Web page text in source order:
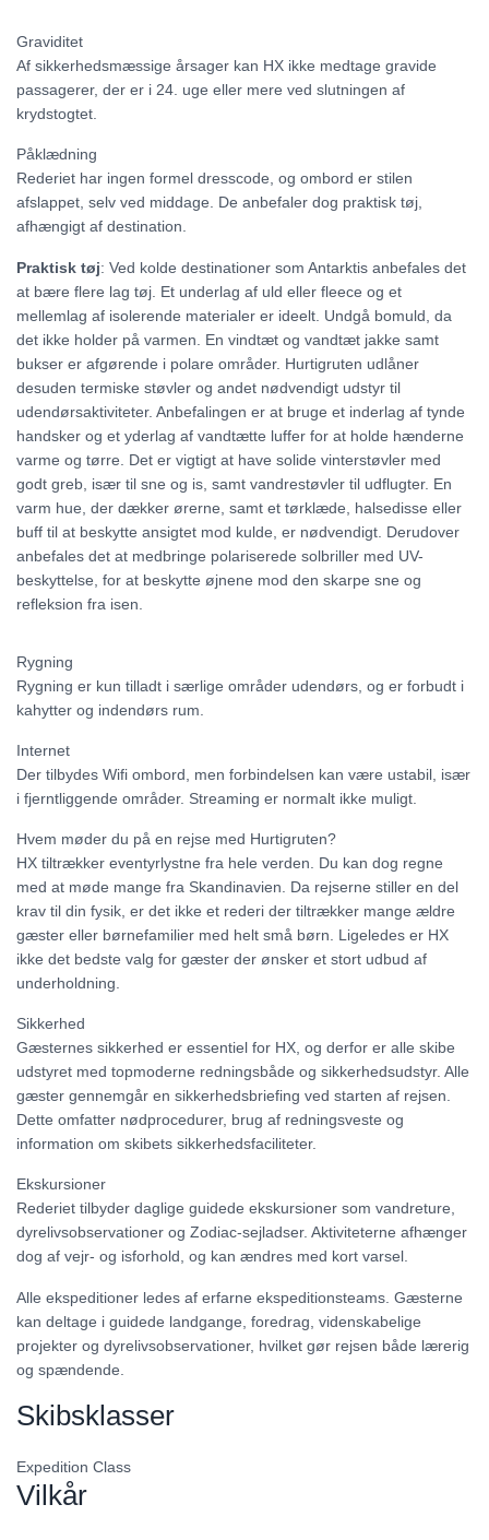
Graviditet
Af sikkerhedsmæssige årsager kan HX ikke medtage gravide
passagerer, der er i 24. uge eller mere ved slutningen af
krydstogtet.
Påklædning
Rederiet har ingen formel dresscode, og ombord er stilen
afslappet, selv ved middage. De anbefaler dog praktisk tøj,
afhængigt af destination.
Praktisk tøj: Ved kolde destinationer som Antarktis anbefales det
at bære flere lag tøj. Et underlag af uld eller fleece og et
mellemlag af isolerende materialer er ideelt. Undgå bomuld, da
det ikke holder på varmen. En vindtæt og vandtæt jakke samt
bukser er afgørende i polare områder. Hurtigruten udlåner
desuden termiske støvler og andet nødvendigt udstyr til
udendørsaktiviteter. Anbefalingen er at bruge et inderlag af tynde
handsker og et yderlag af vandtætte luffer for at holde hænderne
varme og tørre. Det er vigtigt at have solide vinterstøvler med
godt greb, især til sne og is, samt vandrestøvler til udflugter. En
varm hue, der dækker ørerne, samt et tørklæde, halsedisse eller
buff til at beskytte ansigtet mod kulde, er nødvendigt. Derudover
anbefales det at medbringe polariserede solbriller med UV-
beskyttelse, for at beskytte øjnene mod den skarpe sne og
refleksion fra isen.
Rygning
Rygning er kun tilladt i særlige områder udendørs, og er forbudt i
kahytter og indendørs rum.
Internet
Der tilbydes Wifi ombord, men forbindelsen kan være ustabil, især
i fjerntliggende områder. Streaming er normalt ikke muligt.
Hvem møder du på en rejse med Hurtigruten?
HX tiltrækker eventyrlystne fra hele verden. Du kan dog regne
med at møde mange fra Skandinavien. Da rejserne stiller en del
krav til din fysik, er det ikke et rederi der tiltrækker mange ældre
gæster eller børnefamilier med helt små børn. Ligeledes er HX
ikke det bedste valg for gæster der ønsker et stort udbud af
underholdning.
Sikkerhed
Gæsternes sikkerhed er essentiel for HX, og derfor er alle skibe
udstyret med topmoderne redningsbåde og sikkerhedsudstyr. Alle
gæster gennemgår en sikkerhedsbriefing ved starten af rejsen.
Dette omfatter nødprocedurer, brug af redningsveste og
information om skibets sikkerhedsfaciliteter.
Ekskursioner
Rederiet tilbyder daglige guidede ekskursioner som vandreture,
dyrelivsobservationer og Zodiac-sejladser. Aktiviteterne afhænger
dog af vejr- og isforhold, og kan ændres med kort varsel.
Alle ekspeditioner ledes af erfarne ekspeditionsteams. Gæsterne
kan deltage i guidede landgange, foredrag, videnskabelige
projekter og dyrelivsobservationer, hvilket gør rejsen både lærerig
og spændende.
Skibsklasser
Expedition Class
Vilkår